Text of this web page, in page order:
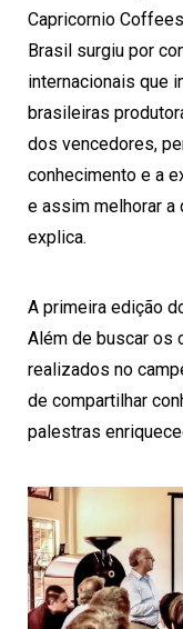
Capricornio
Brasil surgiu por
internacionais que
brasileiras
dos vencedores,
conhecimento e a
e assim melhorar a
explica.
A primeira edição
Além de buscar os
realizados no
de compartilhar
palestras